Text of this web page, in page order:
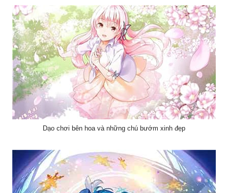
Dạo chơi bên hoa và những chú bướm xinh đẹp